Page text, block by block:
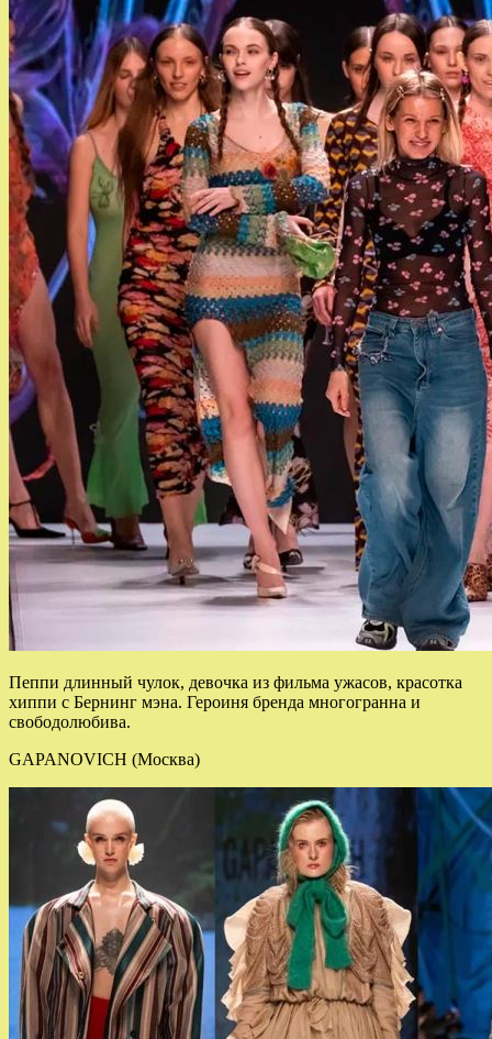
Пеппи длинный чулок, девочка из фильма ужасов, красотка
хиппи с Бернинг мэна. Героиня бренда многогранна и
свободолюбива.
GAPANOVICH (Москва)